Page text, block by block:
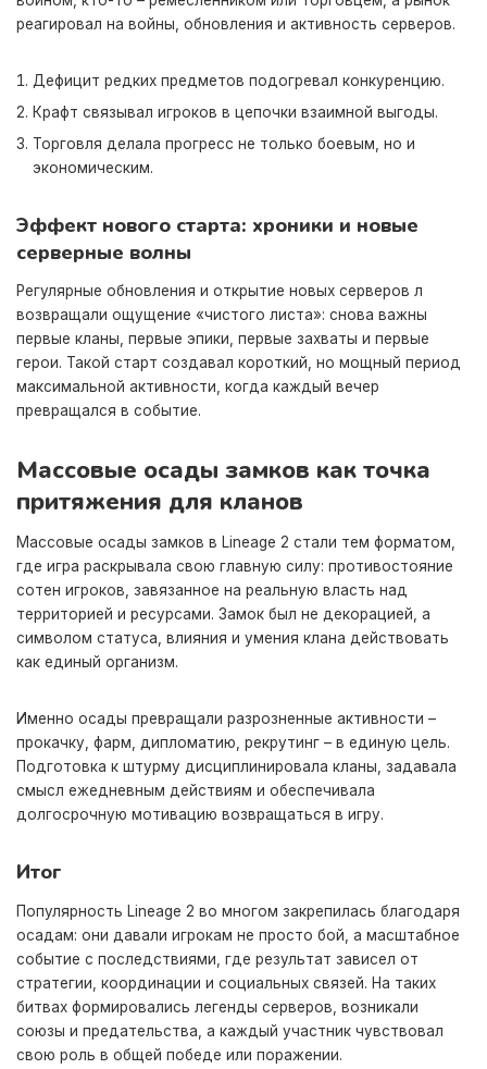
реагировал на войны, обновления и активность серверов.
Дефицит редких предметов подогревал конкуренцию.
Крафт связывал игроков в цепочки взаимной выгоды.
Торговля делала прогресс не только боевым, но и
экономическим.
Эффект нового старта: хроники и новые
серверные волны
Регулярные обновления и открытие новых серверов л
возвращали ощущение «чистого листа»: снова важны
первые кланы, первые эпики, первые захваты и первые
герои. Такой старт создавал короткий, но мощный период
максимальной активности, когда каждый вечер
превращался в событие.
Массовые осады замков как точка
притяжения для кланов
Массовые осады замков в Lineage 2 стали тем форматом,
где игра раскрывала свою главную силу: противостояние
сотен игроков, завязанное на реальную власть над
территорией и ресурсами. Замок был не декорацией, а
символом статуса, влияния и умения клана действовать
как единый организм.
Именно осады превращали разрозненные активности –
прокачку, фарм, дипломатию, рекрутинг – в единую цель.
Подготовка к штурму дисциплинировала кланы, задавала
смысл ежедневным действиям и обеспечивала
долгосрочную мотивацию возвращаться в игру.
Итог
Популярность Lineage 2 во многом закрепилась благодаря
осадам: они давали игрокам не просто бой, а масштабное
событие с последствиями, где результат зависел от
стратегии, координации и социальных связей. На таких
битвах формировались легенды серверов, возникали
союзы и предательства, а каждый участник чувствовал
свою роль в общей победе или поражении.